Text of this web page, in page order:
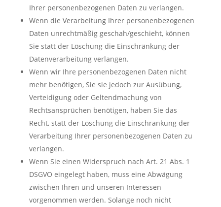
Ihrer personenbezogenen Daten zu verlangen.
Wenn die Verarbeitung Ihrer personenbezogenen
Daten unrechtmäßig geschah/geschieht, können
Sie statt der Löschung die Einschränkung der
Datenverarbeitung verlangen.
Wenn wir Ihre personenbezogenen Daten nicht
mehr benötigen, Sie sie jedoch zur Ausübung,
Verteidigung oder Geltendmachung von
Rechtsansprüchen benötigen, haben Sie das
Recht, statt der Löschung die Einschränkung der
Verarbeitung Ihrer personenbezogenen Daten zu
verlangen.
Wenn Sie einen Widerspruch nach Art. 21 Abs. 1
DSGVO eingelegt haben, muss eine Abwägung
zwischen Ihren und unseren Interessen
vorgenommen werden. Solange noch nicht